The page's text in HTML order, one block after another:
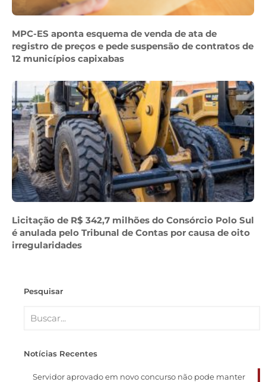
MPC-ES aponta esquema de venda de ata de
registro de preços e pede suspensão de contratos de
12 municípios capixabas
Licitação de R$ 342,7 milhões do Consórcio Polo Sul
é anulada pelo Tribunal de Contas por causa de oito
irregularidades
Pesquisar
Notícias Recentes
Servidor aprovado em novo concurso não pode manter